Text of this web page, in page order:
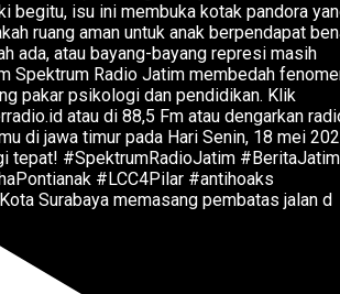
Surabaya memasang pembatas jalan d